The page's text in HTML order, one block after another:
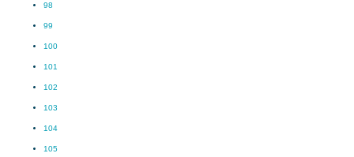
98
99
100
101
102
103
104
105